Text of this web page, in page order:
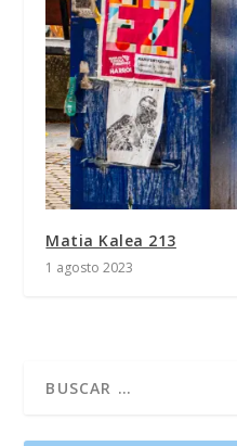
Matia Kalea 213
1 agosto 2023